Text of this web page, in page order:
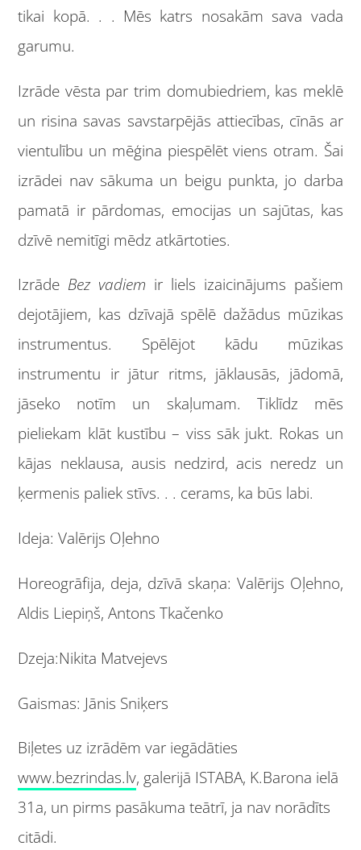
tikai kopā. . . Mēs katrs nosakām sava vada
garumu.
Izrāde vēsta par trim domubiedriem, kas meklē
un risina savas savstarpējās attiecības, cīnās ar
vientulību un mēģina piespēlēt viens otram. Šai
izrādei nav sākuma un beigu punkta, jo darba
pamatā ir pārdomas, emocijas un sajūtas, kas
dzīvē nemitīgi mēdz atkārtoties.
Izrāde Bez vadiem ir liels izaicinājums pašiem
dejotājiem, kas dzīvajā spēlē dažādus mūzikas
instrumentus. Spēlējot kādu mūzikas
instrumentu ir jātur ritms, jāklausās, jādomā,
jāseko notīm un skaļumam. Tiklīdz mēs
pieliekam klāt kustību – viss sāk jukt. Rokas un
kājas neklausa, ausis nedzird, acis neredz un
ķermenis paliek stīvs. . . cerams, ka būs labi.
Ideja: Valērijs Oļehno
Horeogrāfija, deja, dzīvā skaņa: Valērijs Oļehno,
Aldis Liepiņš, Antons Tkačenko
Dzeja:Nikita Matvejevs
Gaismas: Jānis Sniķers
Biļetes uz izrādēm var iegādāties
www.bezrindas.lv, galerijā ISTABA, K.Barona ielā
31a, un pirms pasākuma teātrī, ja nav norādīts
citādi.